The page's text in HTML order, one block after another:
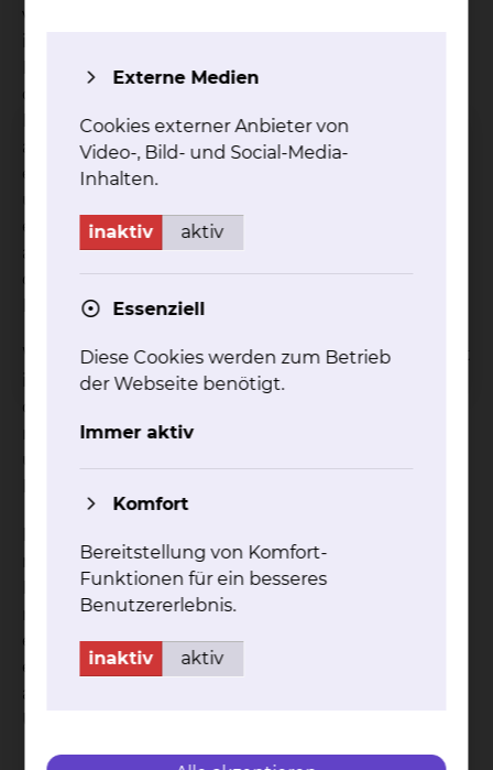
vorgenommen. Die Brustschlagader wird fast
Dissektionen der Hauptschlagader werden, wenn
diese zu einem Aneurysma oder zu
Durchblutungsstörungen der Organe führen, fast
ausschließlich endovaskulär behandelt. Liegt
ein komplex ausgedehntes Aneurysma der Brust
ebenfalls entweder mit speziell für den Patienten
angefertigten Stentendoprothesen (CM-Divices
oder T-Branch Prothesen) oder offen unter dem
Einsatz der Herz-Lungen-Maschinen.
Welches Operationsverfahren am besten geeignet
ist, hängt von mehreren Faktoren ab: Der Form
des Aneurysmas, den Begleiterkrankungen und
natürlich auch vom Patientenwunsch. Über Vor-
regelmäßige Kontrollen notwendig. Die erste
Kontrolle sollte je nach Operation und Befund
nach 6 bzw. 12 Monaten in unserer Ambulanz
erfolgen. Die weiteren Kontrollen können auch bei
einem niedergelassenen Kollegen jährlich
ambulant mittels Ultraschall bzw. CT-
Externe Medien
Cookies externer Anbieter von
Video-, Bild- und Social-Media-
Inhalten.
inaktiv aktiv
Essenziell
Diese Cookies werden zum Betrieb
der Webseite benötigt.
Immer aktiv
Komfort
Bereitstellung von Komfort-
Funktionen für ein besseres
Benutzererlebnis.
inaktiv aktiv